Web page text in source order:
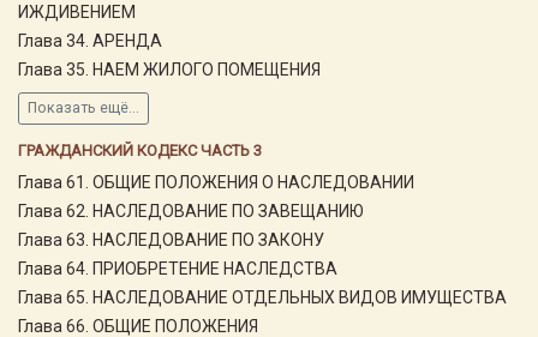
ИЖДИВЕНИЕМ
Глава 34. АРЕНДА
Глава 35. НАЕМ ЖИЛОГО ПОМЕЩЕНИЯ
Показать ещё...
ГРАЖДАНСКИЙ КОДЕКС ЧАСТЬ 3
Глава 61. ОБЩИЕ ПОЛОЖЕНИЯ О НАСЛЕДОВАНИИ
Глава 62. НАСЛЕДОВАНИЕ ПО ЗАВЕЩАНИЮ
Глава 63. НАСЛЕДОВАНИЕ ПО ЗАКОНУ
Глава 64. ПРИОБРЕТЕНИЕ НАСЛЕДСТВА
Глава 65. НАСЛЕДОВАНИЕ ОТДЕЛЬНЫХ ВИДОВ ИМУЩЕСТВА
Глава 66. ОБЩИЕ ПОЛОЖЕНИЯ